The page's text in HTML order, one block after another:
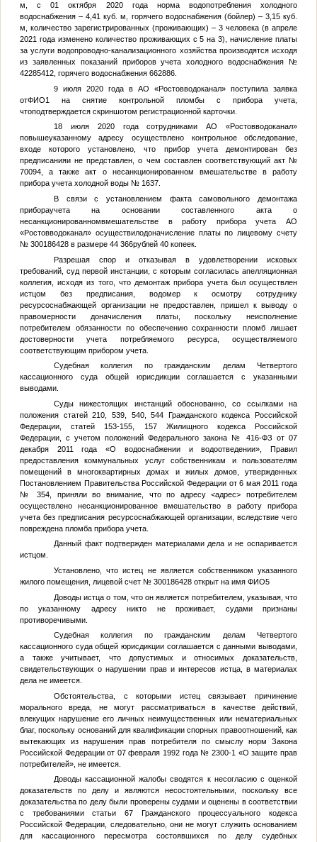
м, с 01 октября 2020 года норма водопотребления холодного
водоснабжения – 4,41 куб. м, горячего водоснабжения (бойлер) – 3,15 куб.
м, количество зарегистрированных (проживающих) – 3 человека (в апреле
2021 года изменено количество проживающих с 5 на 3), начисление платы
за услуги водопроводно-канализационного хозяйства производятся исходя
из заявленных показаний приборов учета холодного водоснабжения №
42285412, горячего водоснабжения 662886.
9 июля 2020 года в АО «Ростовводоканал» поступила заявка
отФИО1
на снятие контрольной пломбы с прибора учета,
чтоподтверждается скриншотом регистрационной карточки.
18 июля 2020 года сотрудниками АО «Ростовводоканал»
повышеуказанному адресу осуществлено контрольное обследование,
входе которого установлено, что прибор учета демонтирован без
предписанияи не представлен, о чем составлен соответствующий акт №
70094, а также акт о несанкционированном вмешательстве в работу
прибора учета холодной воды № 1637.
В связи с установлением факта самовольного демонтажа
прибораучета на основании составленного акта о
несанкционированномвмешательстве в работу прибора учета АО
«Ростовводоканал» осуществилодоначисление платы по лицевому счету
№ 300186428 в размере 44 366рублей 40 копеек.
Разрешая спор и отказывая в удовлетворении исковых
требований, суд первой инстанции, с которым согласилась апелляционная
коллегия, исходя из того, что демонтаж прибора учета был осуществлен
истцом без предписания, водомер к осмотру сотруднику
ресурсоснабжающей организации не предоставлен, пришел к выводу о
правомерности доначисления платы, поскольку неисполнение
потребителем обязанности по обеспечению сохранности пломб лишает
достоверности учета потребляемого ресурса, осуществляемого
соответствующим прибором учета.
Судебная коллегия по гражданским делам Четвертого
кассационного суда общей юрисдикции соглашается с указанными
выводами.
Суды нижестоящих инстанций обоснованно, со ссылками на
положения статей 210, 539, 540, 544 Гражданского кодекса Российской
Федерации, статей 153-155, 157 Жилищного кодекса Российской
Федерации, с учетом положений Федерального закона № 416-ФЗ от 07
декабря 2011 года «О водоснабжении и водоотведении», Правил
предоставления коммунальных услуг собственникам и пользователям
помещений в многоквартирных домах и жилых домов, утвержденных
Постановлением Правительства Российской Федерации от 6 мая 2011 года
№ 354, приняли во внимание, что по адресу<адрес> потребителем
осуществлено несанкционированное вмешательство в работу прибора
учета без предписания ресурсоснабжающей организации, вследствие чего
повреждена пломба прибора учета.
Данный факт подтвержден материалами дела и не оспаривается
истцом.
Установлено, что истец не является собственником указанного
жилого помещения, лицевой счет № 300186428 открыт на имя ФИО5
Доводы истца о том, что он является потребителем, указывая, что
по указанному адресу никто не проживает, судами признаны
противоречивыми.
Судебная коллегия по гражданским делам Четвертого
кассационного суда общей юрисдикции соглашается с данными выводами,
а также учитывает, что допустимых и относимых доказательств,
свидетельствующих о нарушении прав и интересов истца, в материалах
дела не имеется.
Обстоятельства, с которыми истец связывает причинение
морального вреда, не могут рассматриваться в качестве действий,
влекущих нарушение его личных неимущественных или нематериальных
благ, поскольку оснований для квалификации спорных правоотношений, как
вытекающих из нарушения прав потребителя по смыслу норм Закона
Российской Федерации от 07 февраля 1992 года № 2300-1 «О защите прав
потребителей», не имеется.
Доводы кассационной жалобы сводятся к несогласию с оценкой
доказательств по делу и являются несостоятельными, поскольку все
доказательства по делу были проверены судами и оценены в соответствии
с требованиями статьи 67 Гражданского процессуального кодекса
Российской Федерации, следовательно, они не могут служить основанием
для кассационного пересмотра состоявшихся по делу судебных